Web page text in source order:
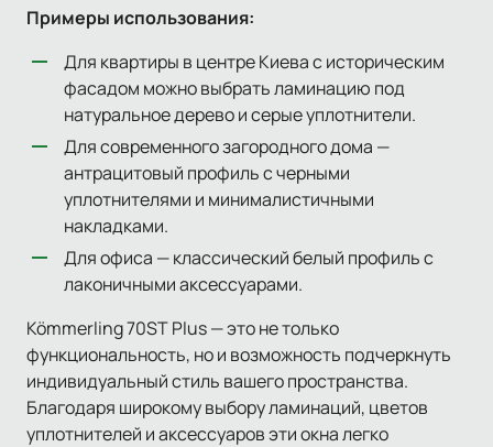
Примеры использования:
Для квартиры в центре Киева с историческим
фасадом можно выбрать ламинацию под
натуральное дерево и серые уплотнители.
Для современного загородного дома —
антрацитовый профиль с черными
уплотнителями и минималистичными
накладками.
Для офиса — классический белый профиль с
лаконичными аксессуарами.
Kömmerling 70ST Plus — это не только
функциональность, но и возможность подчеркнуть
индивидуальный стиль вашего пространства.
Благодаря широкому выбору ламинаций, цветов
уплотнителей и аксессуаров эти окна легко